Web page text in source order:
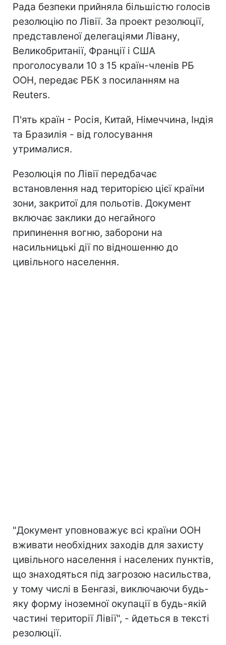
Рада безпеки прийняла більшістю голосів
резолюцію по Лівії. За проект резолюції,
представленої делегаціями Лівану,
Великобританії, Франції і США
проголосували 10 з 15 країн-членів РБ
ООН, передає РБК з посиланням на
Reuters.
П'ять країн - Росія, Китай, Німеччина, Індія
та Бразилія - ​​від голосування
утрималися.
Резолюція по Лівії передбачає
встановлення над територією цієї країни
зони, закритої для польотів. Документ
включає заклики до негайного
припинення вогню, заборони на
насильницькі дії по відношенню до
цивільного населення.
"Документ уповноважує всі країни ООН
вживати необхідних заходів для захисту
цивільного населення і населених пунктів,
що знаходяться під загрозою насильства,
у тому числі в Бенгазі, виключаючи будь-
яку форму іноземної окупації в будь-якій
частині території Лівії", - йдеться в тексті
резолюції.